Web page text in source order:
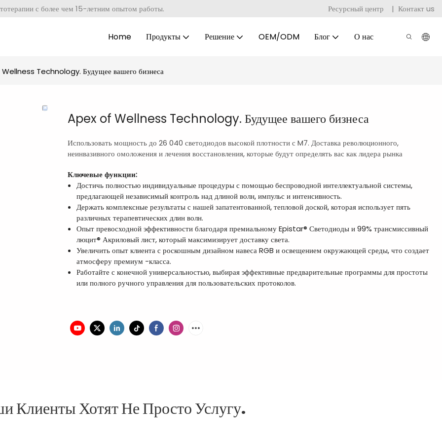
с более чем 15-летним опытом работы. Ресурсный центр | Контакт us
Home Продукты Решение OEM/ODM Блог О нас
Technology. Будущее вашего бизнеса
Apex of Wellness Technology. Будущее вашего бизнеса
Использовать мощность до 26 040 светодиодов высокой плотности с M7. Доставка революционного,
неинвазивного омоложения и лечения восстановления, которые будут определять вас как лидера рынка
Ключевые функции:
Достичь полностью индивидуальные процедуры с помощью беспроводной интеллектуальной системы,
предлагающей независимый контроль над длиной волн, импульс и интенсивность.
Держать комплексные результаты с нашей запатентованной, тепловой доской, которая использует пять
различных терапевтических длин волн.
Опыт превосходной эффективности благодаря премиальному Epistar® Светодиоды и 99% трансмиссивный
люцит® Акриловый лист, который максимизирует доставку света.
Увеличить опыт клиента с роскошным дизайном навеса RGB и освещением окружающей среды, что создает
атмосферу премиум -класса.
Работайте с конечной универсальностью, выбирая эффективные предварительные программы для простоты
или полного ручного управления для пользовательских протоколов.
Клиенты Хотят Не Просто Услугу.